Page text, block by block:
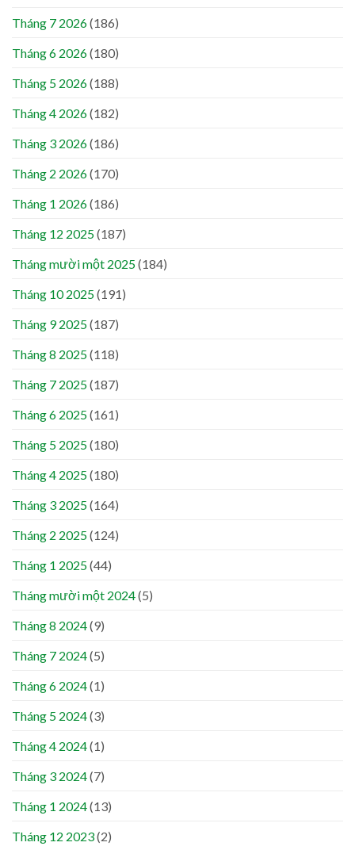
Tháng 7 2026(186)
Tháng 6 2026(180)
Tháng 5 2026(188)
Tháng 4 2026(182)
Tháng 3 2026(186)
Tháng 2 2026(170)
Tháng 1 2026(186)
Tháng 12 2025(187)
Tháng mười một 2025(184)
Tháng 10 2025(191)
Tháng 9 2025(187)
Tháng 8 2025(118)
Tháng 7 2025(187)
Tháng 6 2025(161)
Tháng 5 2025(180)
Tháng 4 2025(180)
Tháng 3 2025(164)
Tháng 2 2025(124)
Tháng 1 2025(44)
Tháng mười một 2024(5)
Tháng 8 2024(9)
Tháng 7 2024(5)
Tháng 6 2024(1)
Tháng 5 2024(3)
Tháng 4 2024(1)
Tháng 3 2024(7)
Tháng 1 2024(13)
Tháng 12 2023(2)